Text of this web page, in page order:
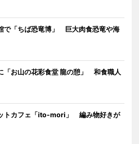
で「ちば恐竜博」 巨大肉食恐竜や海
「お山の花彩食堂 龍の憩」 和食職人
トカフェ「ito-mori」 編み物好きが